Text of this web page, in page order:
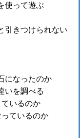
使って遊ぶ
きつけられない
になったのか
いを調べる
いるのか
ているのか